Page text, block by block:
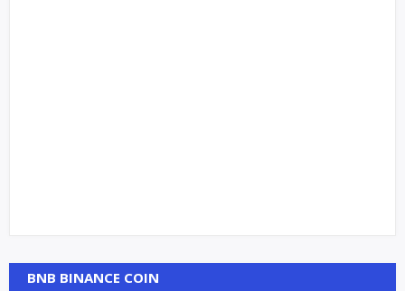
BNB BINANCE COIN